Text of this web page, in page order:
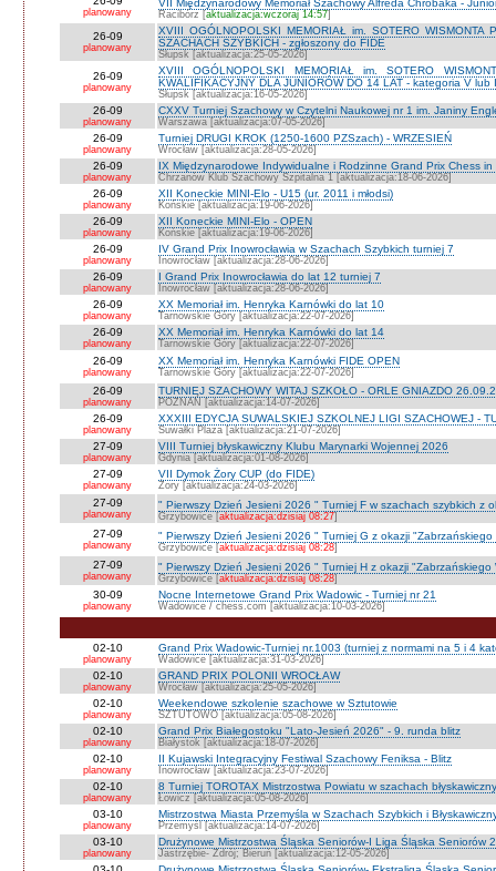
planowany
VII Międzynarodowy Memoriał Szachowy Alfreda Chrobaka -
Racibórz [aktualizacja:wczoraj 14:57]
26-09
planowany
XVIII OGÓLNOPOLSKI MEMORIAŁ im. SOTERO WISMONTA
SZACHACH SZYBKICH - zgłoszony do FIDE
Słupsk [aktualizacja:25-05-2026]
26-09
planowany
XVIII OGÓLNOPOLSKI MEMORIAŁ im. SOTERO
KWALIFIKACYJNY DLA JUNIORÓW DO 14 LAT - kategoria V
Słupsk [aktualizacja:16-05-2026]
26-09
planowany
CXXV Turniej Szachowy w Czytelni Naukowej nr 1 im. Janiny
Warszawa [aktualizacja:07-05-2026]
26-09
planowany
Turniej DRUGI KROK (1250-1600 PZSzach) - WRZESIEŃ
Wrocław [aktualizacja:28-05-2026]
26-09
planowany
IX Międzynarodowe Indywidualne i Rodzinne Grand Prix Chess
Chrzanów Klub Szachowy Szpitalna 1 [aktualizacja:18-06-2026]
26-09
planowany
XII Koneckie MINI-Elo - U15 (ur. 2011 i młodsi)
Końskie [aktualizacja:19-06-2026]
26-09
planowany
XII Koneckie MINI-Elo - OPEN
Końskie [aktualizacja:19-06-2026]
26-09
planowany
IV Grand Prix Inowrocławia w Szachach Szybkich turniej 7
Inowrocław [aktualizacja:28-06-2026]
26-09
planowany
I Grand Prix Inowrocławia do lat 12 turniej 7
Inowrocław [aktualizacja:28-06-2026]
26-09
planowany
XX Memoriał im. Henryka Karnówki do lat 10
Tarnowskie Góry [aktualizacja:22-07-2026]
26-09
planowany
XX Memoriał im. Henryka Karnówki do lat 14
Tarnowskie Góry [aktualizacja:22-07-2026]
26-09
planowany
XX Memoriał im. Henryka Karnówki FIDE OPEN
Tarnowskie Góry [aktualizacja:22-07-2026]
26-09
planowany
TURNIEJ SZACHOWY WITAJ SZKOŁO - ORLE GNIAZDO
POZNAŃ [aktualizacja:14-07-2026]
26-09
planowany
XXXIII EDYCJA SUWALSKIEJ SZKOLNEJ LIGI SZACHOWEJ -
Suwałki Plaza [aktualizacja:21-07-2026]
27-09
planowany
VIII Turniej błyskawiczny Klubu Marynarki Wojennej 2026
Gdynia [aktualizacja:01-08-2026]
27-09
planowany
VII Dymok Żory CUP (do FIDE)
Żory [aktualizacja:24-03-2026]
27-09
planowany
" Pierwszy Dzień Jesieni 2026 " Turniej F w szachach szybkich z
Grzybowice [aktualizacja:dzisiaj 08:27]
27-09
planowany
" Pierwszy Dzień Jesieni 2026 " Turniej G z okazji "Zabrzańskiego
Grzybowice [aktualizacja:dzisiaj 08:28]
27-09
planowany
" Pierwszy Dzień Jesieni 2026 " Turniej H z okazji "Zabrzańskiego
Grzybowice [aktualizacja:dzisiaj 08:28]
30-09
planowany
Nocne Internetowe Grand Prix Wadowic - Turniej nr 21
Wadowice / chess.com [aktualizacja:10-03-2026]
02-10
planowany
Grand Prix Wadowic-Turniej nr.1003 (turniej z normami na 5 i 4
Wadowice [aktualizacja:31-03-2026]
02-10
planowany
GRAND PRIX POLONII WROCŁAW
Wrocław [aktualizacja:25-05-2026]
02-10
planowany
Weekendowe szkolenie szachowe w Sztutowie
SZTUTOWO [aktualizacja:05-08-2026]
02-10
planowany
Grand Prix Białegostoku "Lato-Jesień 2026" - 9. runda blitz
Białystok [aktualizacja:18-07-2026]
02-10
planowany
II Kujawski Integracyjny Festiwal Szachowy Feniksa - Blitz
Inowrocław [aktualizacja:23-07-2026]
02-10
planowany
8 Turniej TOROTAX Mistrzostwa Powiatu w szachach
Łowicz [aktualizacja:05-08-2026]
03-10
planowany
Mistrzostwa Miasta Przemyśla w Szachach Szybkich i
Przemyśl [aktualizacja:14-07-2026]
03-10
planowany
Drużynowe Mistrzostwa Śląska Seniorów-I Liga Śląska Seniorów
Jastrzębie- Zdrój; Bieruń [aktualizacja:12-05-2026]